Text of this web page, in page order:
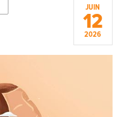
JUIN
12
2026